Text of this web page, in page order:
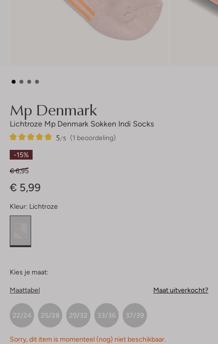
Mp Denmark
Lichtroze Mp Denmark Sokken Indi Socks
(1 beoordeling)
5/5
1
5
Sterren
-15%
€ 6,95
€ 5,99
Kleur: Lichtroze
Kies je maat:
Maattabel Maat uitverkocht?
22/24 25/28 29/32 33/36 37/39
Sorry, dit item is momenteel (nog) niet beschikbaar.